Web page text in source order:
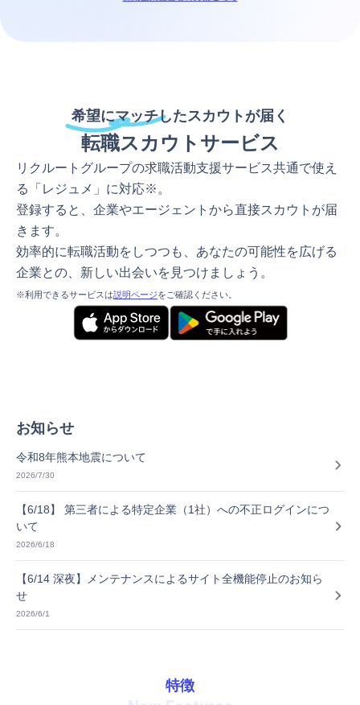
希望にマッチしたスカウトが届く
転職スカウトサービス
リクルートグループの求職活動支援サービス共通で使え
る「レジュメ」に対応※。
登録すると、企業やエージェントから直接スカウトが届
きます。
効率的に転職活動をしつつも、あなたの可能性を広げる
企業との、新しい出会いを見つけましょう。
※利用できるサービスは説明ページをご確認ください。
お知らせ
令和8年熊本地震について
2026/7/30
【6/18】 第三者による特定企業（1社）への不正ログインにつ
いて
2026/6/18
【6/14 深夜】メンテナンスによるサイト全機能停止のお知ら
せ
2026/6/1
特徴